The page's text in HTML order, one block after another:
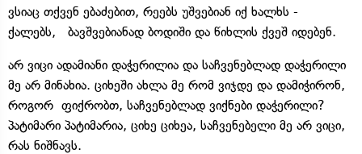
ვსიაც თქვენ ებაძებით, რეებს უშვებიან იქ ხალხს -
ქალებს, ბავშვებიანად ბოდიში და წიხლის ქვეშ იდებენ.
არ ვიცი ადამიანი დაჭერილია და საჩვენებლად დაჭერილი
მე არ მინახია. ციხეში ახლა მე რომ ვიჯდე და დამიჭირონ,
როგორ ფიქრობთ, საჩვენებლად ვიქნები დაჭერილი?
პატიმარი პატიმარია, ციხე ციხეა, საჩვენებელი მე არ ვიცი,
რას ნიშნავს.